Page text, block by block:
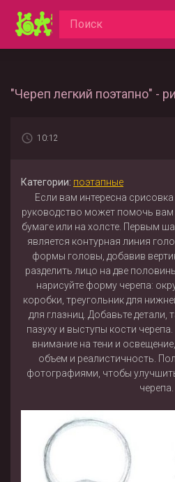
"Череп легкий поэтапно" -
10:12
Категории: поэтапные
Если вам интересна
руководство может помочь
бумаге или на холсте. Первым
является контурная линия
формы головы, добавив
разделить лицо на две
нарисуйте форму черепа:
коробки, треугольник для
для глазниц. Добавьте детали,
пазуху и выступы кости
внимание на тени и
объем и реалистичность.
фотографиями, чтобы
черепа.